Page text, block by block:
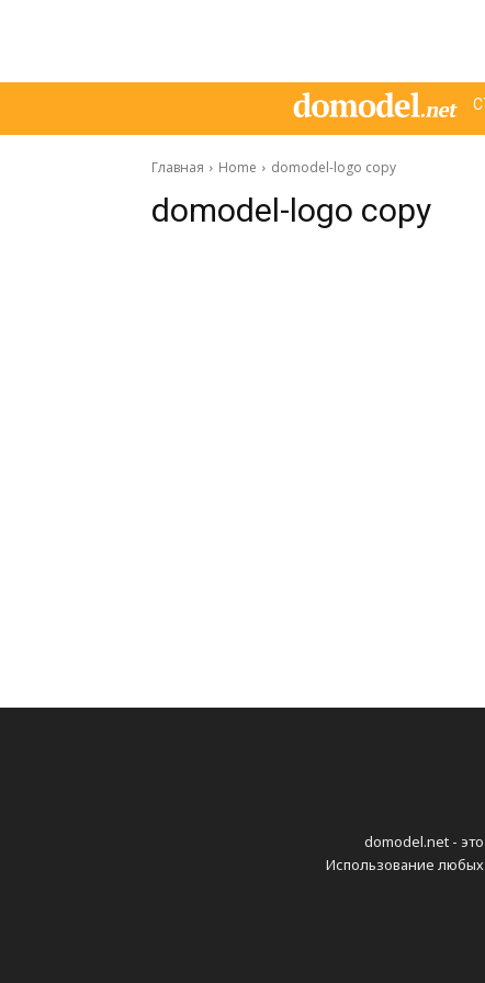
Главная Home domodel-logo copy
domodel-logo copy
domodel.net -
Использование